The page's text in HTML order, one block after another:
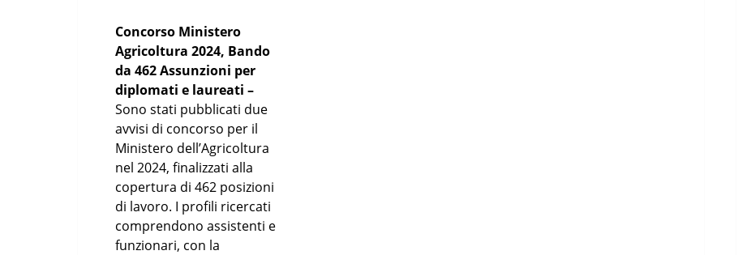
Concorso Ministero
Agricoltura 2024, Bando
da 462 Assunzioni per
diplomati e laureati –
Sono stati pubblicati due
avvisi di concorso per il
Ministero dell’Agricoltura
nel 2024, finalizzati alla
copertura di 462 posizioni
di lavoro. I profili ricercati
comprendono assistenti e
funzionari, con la